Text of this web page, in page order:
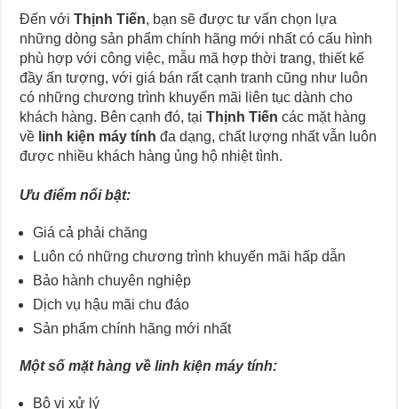
Đến vớiThịnh Tiến, bạn sẽ được tư vấn chọn lựa
những dòng sản phẩm chính hãng mới nhất có cấu hình
phù hợp với công việc, mẫu mã hợp thời trang, thiết kế
đầy ấn tượng, với giá bán rất cạnh tranh cũng như luôn
có những chương trình khuyến mãi liên tục dành cho
khách hàng. Bên cạnh đó, tạiThịnh Tiếncác mặt hàng
về linh kiện máy tính đa dạng, chất lượng nhất vẫn luôn
được nhiều khách hàng ủng hộ nhiệt tình.
Ưu điểm nổi bật:
Giá cả phải chăng
Luôn có những chương trình khuyến mãi hấp dẫn
Bảo hành chuyên nghiệp
Dịch vụ hậu mãi chu đáo
Sản phẩm chính hãng mới nhất
Một số mặt hàng về linh kiện máy tính:
Bộ vi xử lý